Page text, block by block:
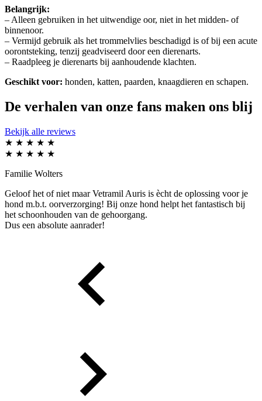
Belangrijk:
– Alleen gebruiken in het uitwendige oor, niet in het midden- of
binnenoor.
– Vermijd gebruik als het trommelvlies beschadigd is of bij een acute
oorontsteking, tenzij geadviseerd door een dierenarts.
– Raadpleeg je dierenarts bij aanhoudende klachten.
Geschikt voor: honden, katten, paarden, knaagdieren en schapen.
De verhalen van onze fans maken ons blij
Bekijk alle reviews
★ ★ ★ ★ ★
★ ★ ★ ★ ★
Familie Wolters
Geloof het of niet maar Vetramil Auris is ècht de oplossing voor je
hond m.b.t. oorverzorging! Bij onze hond helpt het fantastisch bij
het schoonhouden van de gehoorgang.
Dus een absolute aanrader!